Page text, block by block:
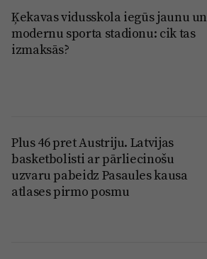
Ķekavas vidusskola iegūs jaunu un
modernu sporta stadionu: cik tas
izmaksās?
Plus 46 pret Austriju. Latvijas
basketbolisti ar pārliecinošu
uzvaru pabeidz Pasaules kausa
atlases pirmo posmu